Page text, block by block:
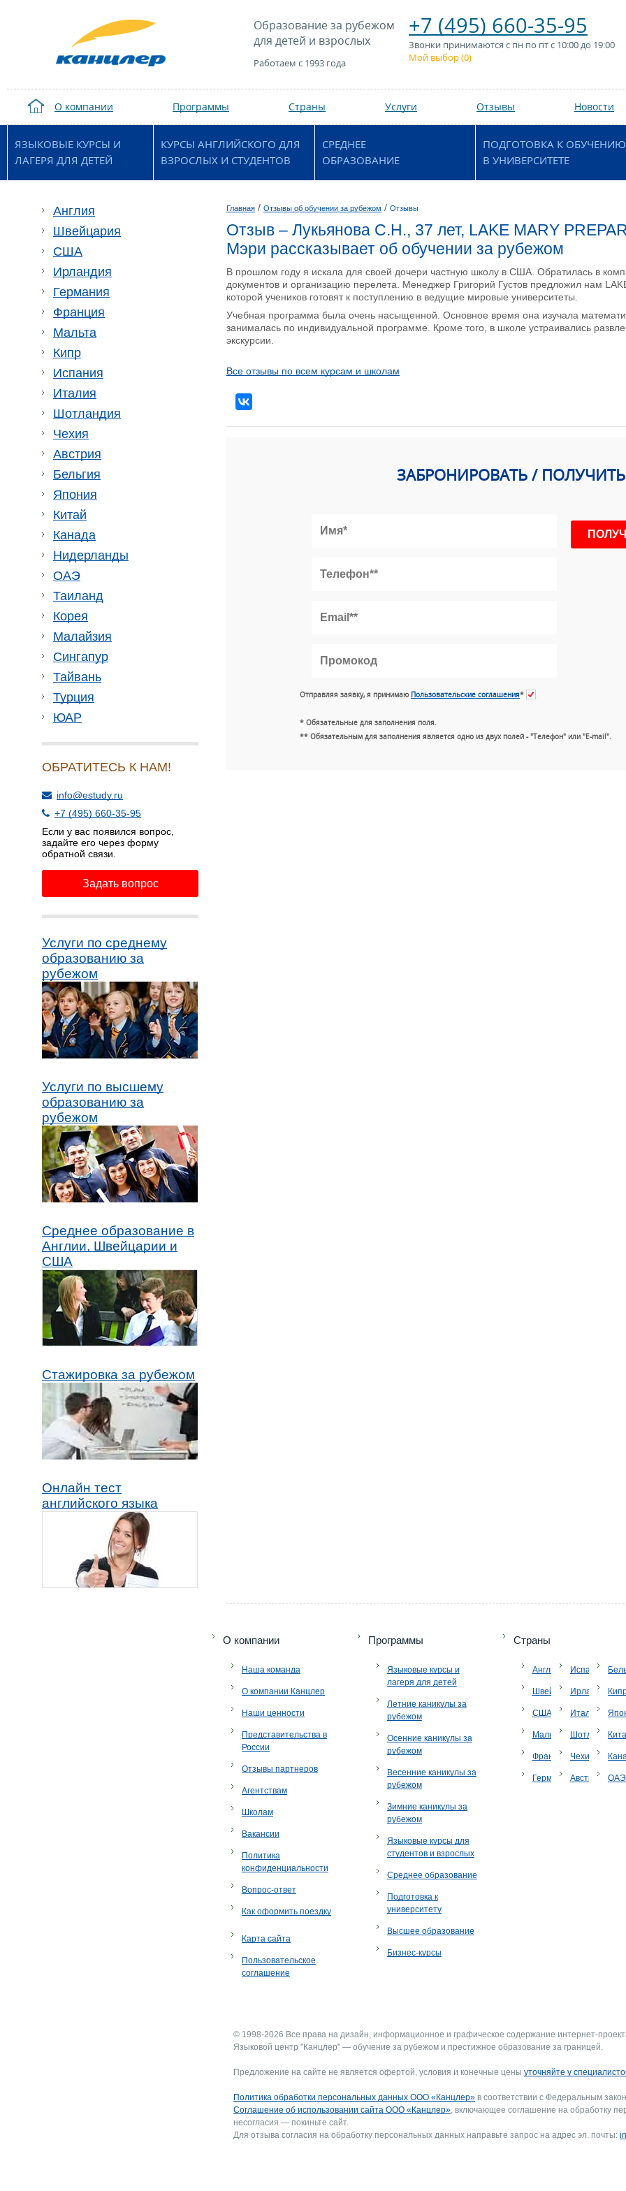
Образование за рубежом
для детей и взрослых
Работаем с 1993 года
+7 (495) 660-35-95
Звонки принимаются с пн по пт с 10:00 до 19:00
Мой выбор (0)
О компании Программы Страны Услуги Отзывы Новости
ЯЗЫКОВЫЕ КУРСЫ И
ЛАГЕРЯ ДЛЯ ДЕТЕЙ
КУРСЫ АНГЛИЙСКОГО ДЛЯ
ВЗРОСЛЫХ И СТУДЕНТОВ
СРЕДНЕЕ
ОБРАЗОВАНИЕ
ПОДГОТОВКА К ОБУЧЕНИЮ
В УНИВЕРСИТЕТЕ
Англия
Швейцария
США
Ирландия
Германия
Франция
Мальта
Кипр
Испания
Италия
Шотландия
Чехия
Австрия
Бельгия
Япония
Китай
Канада
Нидерланды
ОАЭ
Таиланд
Корея
Малайзия
Сингапур
Тайвань
Турция
ЮАР
ОБРАТИТЕСЬ К НАМ!
info@estudy.ru
+7 (495) 660-35-95
Если у вас появился вопрос,
задайте его через форму
обратной связи.
Задать вопрос
Услуги по среднему
образованию за
рубежом
Услуги по высшему
образованию за
рубежом
Среднее образование в
Англии, Швейцарии и
США
Стажировка за рубежом
Онлайн тест
английского языка
Главная / Отзывы об обучении за рубежом / Отзывы
Отзыв – Лукьянова С.Н., 37 лет, LAKE MARY
Мэри рассказывает об обучении за рубежом
В прошлом году я искала для своей дочери частную школу в США. Обратилась в
документов и организацию перелета. Менеджер Григорий Густов предложил нам
которой учеников готовят к поступлению в ведущие мировые университеты.
Учебная программа была очень насыщенной. Основное время она изучала
занималась по индивидуальной программе. Кроме того, в школе устраивались
экскурсии.
Все отзывы по всем курсам и школам
ЗАБРОНИРОВАТЬ /
Отправляя заявку, я принимаю Пользовательские соглашения*
* Обязательные для заполнения поля.
** Обязательным для заполнения является одно из двух полей - "Телефон" или "E-mail".
O компании
Наша команда
О компании Канцлер
Наши ценности
Представительства в
России
Отзывы партнеров
Агентствам
Школам
Вакансии
Политика
конфиденциальности
Вопрос-ответ
Как оформить поездку
Карта сайта
Пользовательское
соглашение
Программы
Языковые курсы и
лагеря для детей
Летние каникулы за
рубежом
Осенние каникулы за
рубежом
Весенние каникулы за
рубежом
Зимние каникулы за
рубежом
Языковые курсы для
студентов и взрослых
Среднее образование
Подготовка к
университету
Высшее образование
Бизнес-курсы
Страны
Англия
Швейцария
США
Мальта
Франция
Германия
Испания
Ирландия
Италия
Шотландия
Чехия
Австрия
Кипр
ОАЭ
© 1998-2026 Все права на дизайн, информационное и графическое содержание интернет-
Языковой центр "Канцлер" — обучение за рубежом и престижное образование за границей.
Предложение на сайте не является офертой, условия и конечные цены уточняйте у
Политика обработки персональных данных ООО «Канцлер» в соответствии с Федеральным
Соглашение об использовании сайта ООО «Канцлер», включающее соглашение на обработку
несогласия — покиньте сайт.
Для отзыва согласия на обработку персональных данных направьте запрос на адрес эл. почты: